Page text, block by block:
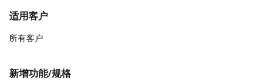
适用客户
所有客户
新增功能/规格